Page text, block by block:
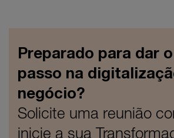
Preparado para dar
passo na
negócio?
Solicite uma reunião
inicie a sua